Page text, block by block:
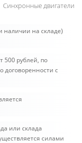
Синхронные двигатели
наличии на складе)
500 рублей, по
договоренности с
или склада
силами